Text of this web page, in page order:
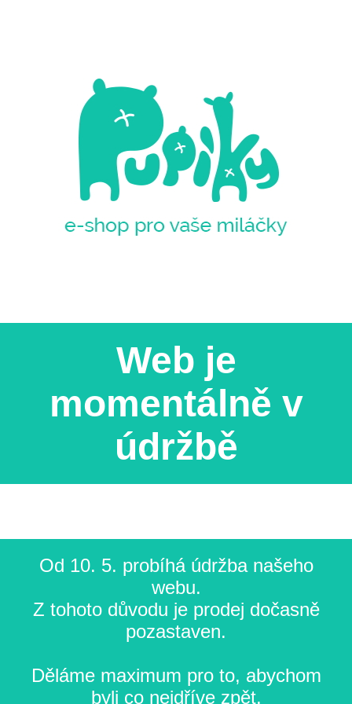
Web je
momentálně v
údržbě
Od 10. 5. probíhá údržba našeho
webu.
Z tohoto důvodu je prodej dočasně
pozastaven.
Děláme maximum pro to, abychom
byli co nejdříve zpět.